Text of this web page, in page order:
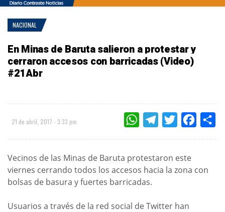
NACIONAL
En Minas de Baruta salieron a protestar y
cerraron accesos con barricadas (Video)
#21Abr
21 de abril, 2017 - 3:33 pm WHATSAPPTELEGRAMTWITTER
Vecinos de las Minas de Baruta protestaron este
viernes cerrando todos los accesos hacia la zona con
bolsas de basura y fuertes barricadas.
Usuarios a través de la red social de Twitter han